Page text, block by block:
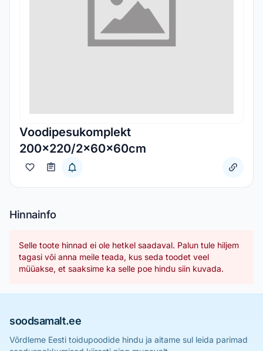
Voodipesukomplekt
200x220/2x60x60cm
Hinnainfo
Selle toote hinnad ei ole hetkel saadaval. Palun tule hiljem
tagasi või anna meile teada, kus seda toodet veel
müüakse, et saaksime ka selle poe hindu siin kuvada.
soodsamalt.ee
Võrdleme Eesti toidupoodide hindu ja aitame sul leida parimad